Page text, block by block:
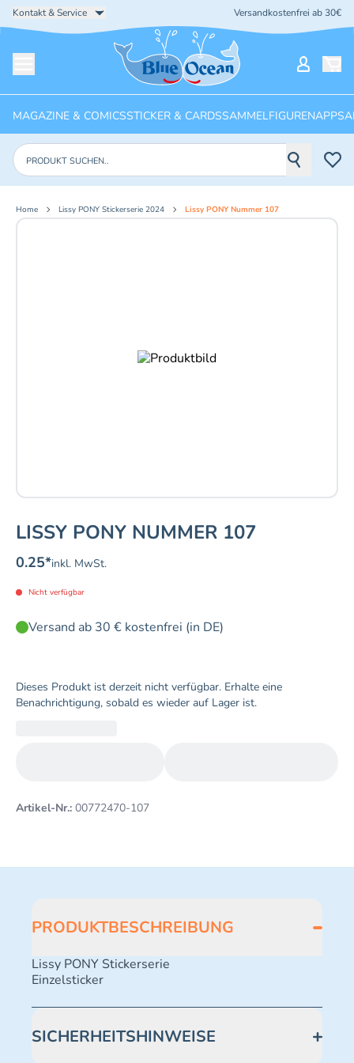
Kontakt & Service Versandkostenfrei ab 30€
Startseite
MAGAZINE & COMICSSTICKER & CARDSSAMMELFIGURENAPPS
Produkte suchen
Home Lissy PONY Stickerserie 2024 Lissy PONY Nummer 107
LISSY PONY NUMMER 107
0.25*inkl. MwSt.
Nicht verfügbar
Versand ab 30 € kostenfrei (in DE)
Dieses Produkt ist derzeit nicht verfügbar. Erhalte eine
Benachrichtigung, sobald es wieder auf Lager ist.
Artikel-Nr.: 00772470-107
PRODUKTBESCHREIBUNG
Lissy PONY Stickerserie
Einzelsticker
SICHERHEITSHINWEISE